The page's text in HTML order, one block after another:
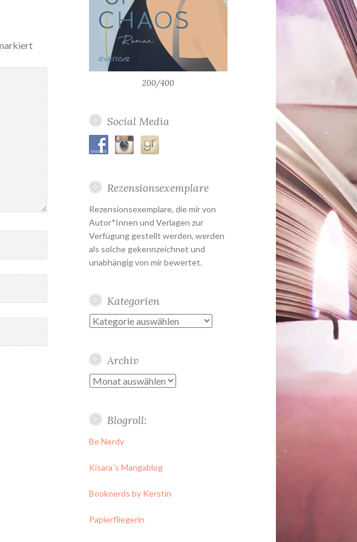
200/400
Social Media
Rezensionsexemplare
Rezensionsexemplare, die mir von
Autor*Innen und Verlagen zur
Verfügung gestellt werden, werden
als solche gekennzeichnet und
unabhängig von mir bewertet.
Kategorien
Kategorien
Archiv
Archiv
Blogroll:
Be Nerdy
Kisara´s Mangablog
Booknerds by Kerstin
Papierfliegerin